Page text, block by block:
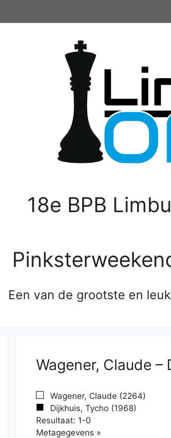
18e BPB
Een van de grootste en
Wagener, Claude –
Wagener, Claude (2264)
Dijkhuis, Tycho (1968)
Resultaat: 1-0
Metagegevens »